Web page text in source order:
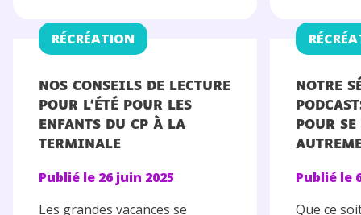
NOS CONSEILS DE LECTURE
POUR L’ÉTÉ POUR LES
ENFANTS DU CP À LA
TERMINALE
RÉCRÉATION
Publié le 26 juin 2025
Les grandes vacances se
NOTRE
POUR
Publié le
Que ce